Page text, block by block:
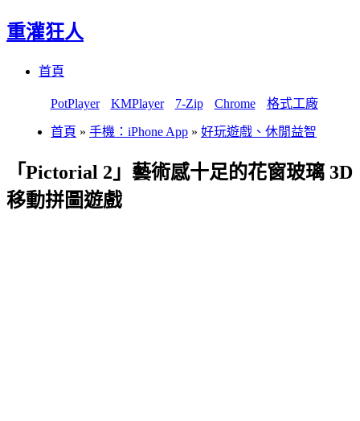
重灌狂人
首頁
PotPlayer KMPlayer 7-Zip Chrome 格式工廠
首頁 » 手機：iPhone App » 好玩遊戲、休閒益智
「Pictorial 2」藝術感十足的花窗玻璃 3D
移動拼圖遊戲